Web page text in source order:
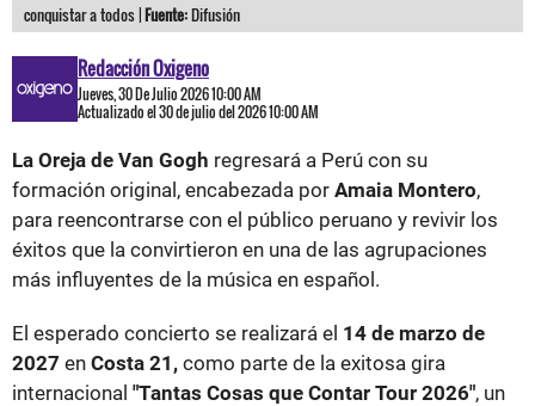
conquistar a todos |Fuente:Difusión
Redacción Oxigeno
Jueves, 30 De Julio 2026 10:00 AM
Actualizado el 30 de julio del 2026 10:00 AM
La Oreja de Van Gogh regresará a Perú con su
formación original, encabezada por Amaia Montero,
para reencontrarse con el público peruano y revivir los
éxitos que la convirtieron en una de las agrupaciones
más influyentes de la música en español.
El esperado concierto se realizará el 14 de marzo de
2027 en Costa 21, como parte de la exitosa gira
internacional "Tantas Cosas que Contar Tour 2026", un